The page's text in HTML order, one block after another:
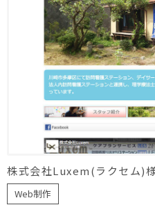
Web制作